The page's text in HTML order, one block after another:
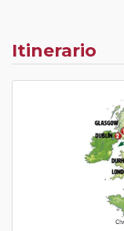
Itinerario